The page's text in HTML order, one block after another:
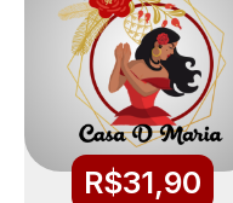
R$31,90